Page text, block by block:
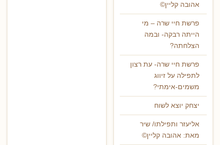
אהובה קליין©
פרשת חיי שרה – מי
הייתה רבקה- ובמה
הצלחתה?
פרשת חיי שרה- עת רצון
לתפילה על זיווג
משמים-אימתי?
יצחק יוצא לשוח
אליעזר ותפילתו/ שיר
מאת: אהובה קליין©